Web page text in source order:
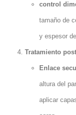
control
tamaño de
y espesor
Tratamiento
Enlace
altura del
aplicar